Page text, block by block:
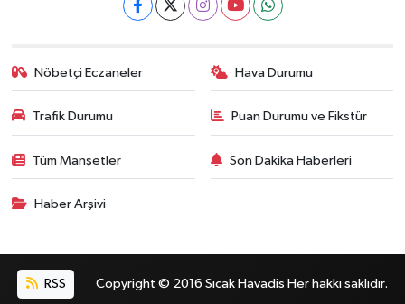
Nöbetçi Eczaneler Hava Durumu
Trafik Durumu Puan Durumu ve Fikstür
Tüm Manşetler Son Dakika Haberleri
Haber Arşivi
RSS Copyright © 2016 Sıcak Havadis Her hakkı saklıdır.